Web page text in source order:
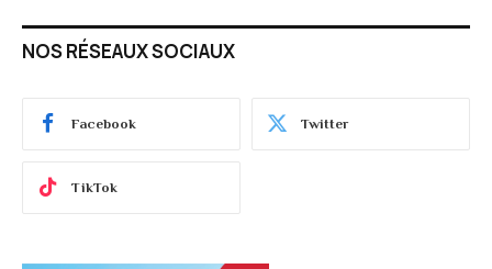
NOS RÉSEAUX SOCIAUX
Facebook Twitter
TikTok